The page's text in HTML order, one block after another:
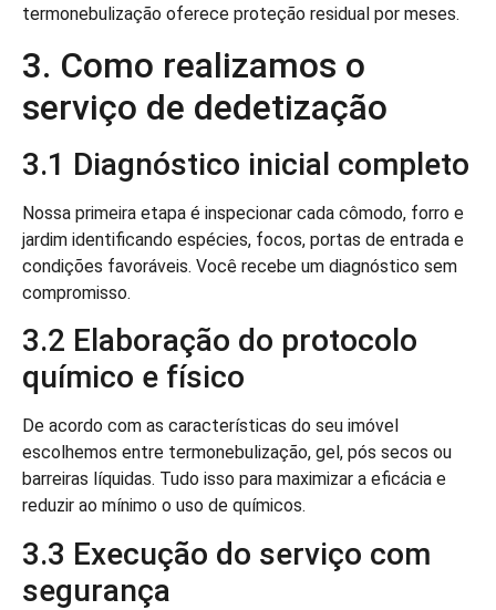
termonebulização oferece proteção residual por meses.
3. Como realizamos o
serviço de dedetização
3.1 Diagnóstico inicial completo
Nossa primeira etapa é inspecionar cada cômodo, forro e
jardim identificando espécies, focos, portas de entrada e
condições favoráveis. Você recebe um diagnóstico sem
compromisso.
3.2 Elaboração do protocolo
químico e físico
De acordo com as características do seu imóvel
escolhemos entre termonebulização, gel, pós secos ou
barreiras líquidas. Tudo isso para maximizar a eficácia e
reduzir ao mínimo o uso de químicos.
3.3 Execução do serviço com
segurança